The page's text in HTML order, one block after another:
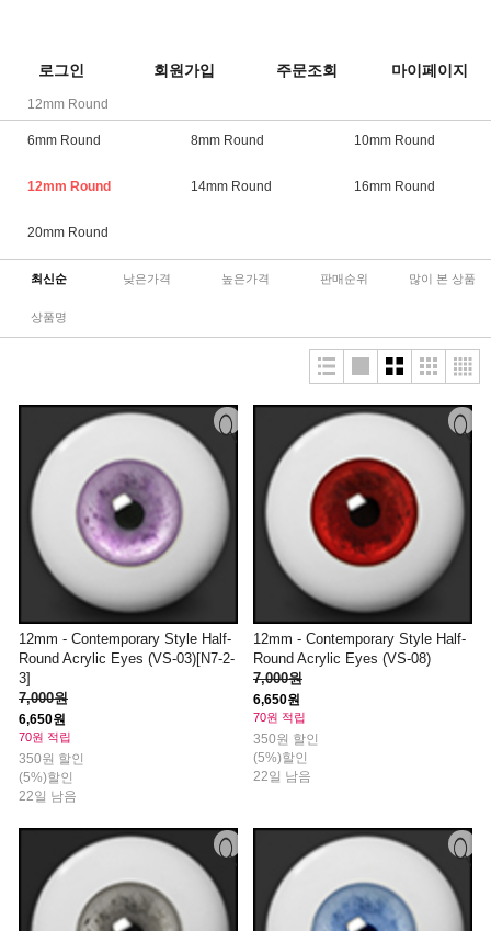
로그인 회원가입 주문조회 마이페이지
12mm Round
6mm Round 8mm Round 10mm Round
12mm Round 14mm Round 16mm Round
20mm Round
최신순 낮은가격 높은가격 판매순위 많이 본 상품
상품명
12mm - Contemporary Style Half-
Round Acrylic Eyes (VS-03)[N7-2-
3]
7,000원
6,650원
70원 적립
350원 할인
(5%)할인
22일 남음
12mm - Contemporary Style Half-
Round Acrylic Eyes (VS-08)
7,000원
6,650원
70원 적립
350원 할인
(5%)할인
22일 남음